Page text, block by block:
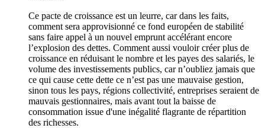
Ce pacte de croissance est un leurre, car dans les faits,
comment sera approvisionné ce fond européen de stabilité
sans faire appel à un nouvel emprunt accélérant encore
l’explosion des dettes. Comment aussi vouloir créer plus de
croissance en réduisant le nombre et les payes des salariés, le
volume des investissements publics, car n’oubliez jamais que
ce qui cause cette dette ce n’est pas une mauvaise gestion,
sinon tous les pays, régions collectivité, entreprises seraient de
mauvais gestionnaires, mais avant tout la baisse de
consommation issue d'une inégalité flagrante de répartition
des richesses.